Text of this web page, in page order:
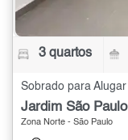
3 quartos
Jardim São Paulo
Zona Norte - São Paulo